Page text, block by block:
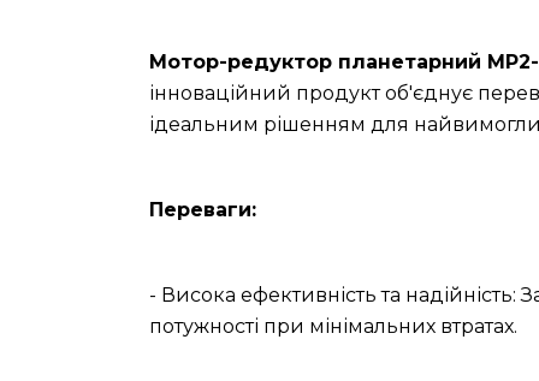
Мотор-редуктор планетарний МР2-
інноваційний продукт об'єднує
ідеальним рішенням для
Переваги:
- Висока ефективність та надійність:
потужності при мінімальних втратах.